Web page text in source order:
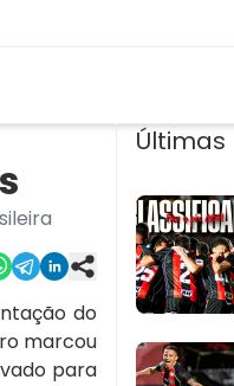
do
marcou
para